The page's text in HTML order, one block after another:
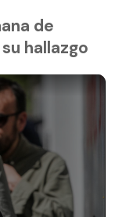
de
hallazgo